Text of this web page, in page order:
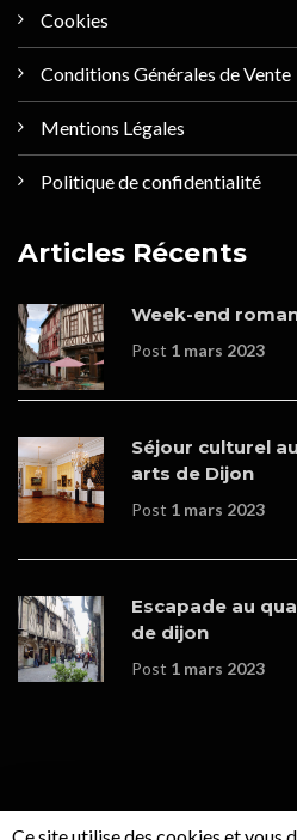
Cookies
Conditions Générales de Vente
Mentions Légales
Politique de confidentialité
Articles Récents
Week-end
Post 1 mars 2023
Séjour culturel
arts de Dijon
Post 1 mars 2023
Escapade au
de dijon
Post 1 mars 2023